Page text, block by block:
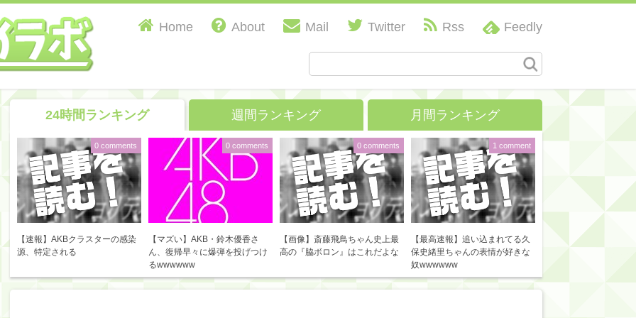
Home About Mail Twitter Rss Feedly
24時間ランキング 週間ランキング 月間ランキング
【速報】AKBクラスターの感染
源、特定される
0 comments
【マズい】AKB・鈴木優香さ
ん、復帰早々に爆弾を投げつけ
るwwwwww
0 comments
【画像】斎藤飛鳥ちゃん史上最
高の『脇ボロン』はこれだよな
0 comments
【最高速報】追い込まれてる久
保史緒里ちゃんの表情が好きな
奴wwwwww
1 comment